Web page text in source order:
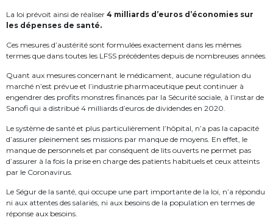
La loi prévoit ainsi de réaliser 4 milliards d’euros d’économies sur
les dépenses de santé.
Ces mesures d’austérité sont formulées exactement dans les mêmes
termes que dans toutes les LFSS précédentes depuis de nombreuses années.
Quant aux mesures concernant le médicament, aucune régulation du
marché n’est prévue et l’industrie pharmaceutique peut continuer à
engendrer des profits monstres financés par la Sécurité sociale, à l’instar de
Sanofi qui a distribué 4 milliards d’euros de dividendes en 2020.
Le système de santé et plus particulièrement l’hôpital, n’a pas la capacité
d’assurer pleinement ses missions par manque de moyens. En effet, le
manque de personnels et par conséquent de lits ouverts ne permet pas
d’assurer à la fois la prise en charge des patients habituels et ceux atteints
par le Coronavirus.
Le Ségur de la santé, qui occupe une part importante de la loi, n’a répondu
ni aux attentes des salariés, ni aux besoins de la population en termes de
réponse aux besoins.